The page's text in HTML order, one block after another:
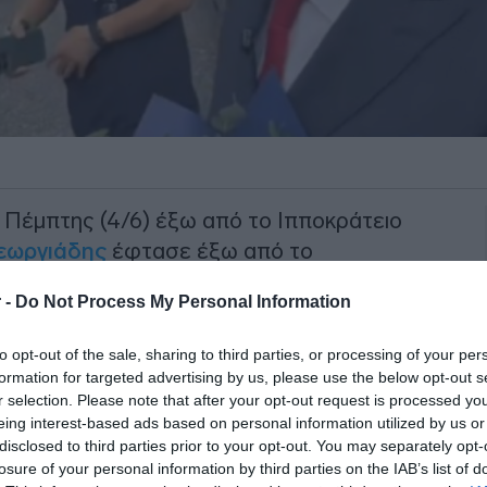
- Do Not Process My Personal Information
opt-out of the sale, sharing to third parties, or processing of your
for targeted advertising by us, please use the below opt-out
selection. Please note that after your opt-out request is processed
interest-based ads based on personal information utilized by us
to third parties prior to your opt-out. You may separately
of your personal information by third parties on the IAB’s list of
Πέμπτης (4/6) έξω από το Ιπποκράτειο
έφτασε έξω από το
νέας Πνευμονολογικής Κλινικής.
να συνομιλήσει μαζί τους, όπως